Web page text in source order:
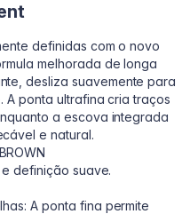
definidas com o novo
melhorada de longa
desliza suavemente para
A ponta ultrafina cria traços
a escova integrada
e natural.
definição suave.
A ponta fina permite